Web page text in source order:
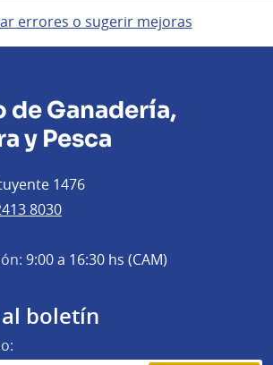
errores o sugerir mejoras
Ganadería,
y Pesca
1476
8030
9:00 a 16:30 hs (CAM)
boletín